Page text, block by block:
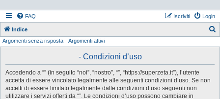
FAQ Login
Iscriviti
Indice
Argomenti senza risposta Argomenti attivi
- Condizioni d’uso
Accedendo a “” (in seguito “noi”, “nostro”, “”, “https://superzeta.it”), l’utente
accetta di essere vincolato legalmente alle seguenti condizioni d’uso. Se non
accetti di essere limitato legalmente dalle condizioni d’uso seguenti non
utilizzare i servizi offerti da “”. Le condizioni d’uso possono cambiare in